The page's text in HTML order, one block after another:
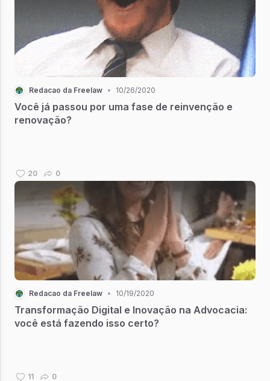
Redacao da Freelaw • 10/26/2020
Você já passou por uma fase de reinvenção e
renovação?
20 0
Redacao da Freelaw • 10/19/2020
Transformação Digital e Inovação na Advocacia:
você está fazendo isso certo?
11 0